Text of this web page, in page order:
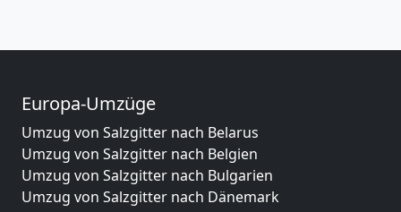
Europa-Umzüge
Umzug von Salzgitter nach Belarus
Umzug von Salzgitter nach Belgien
Umzug von Salzgitter nach Bulgarien
Umzug von Salzgitter nach Dänemark